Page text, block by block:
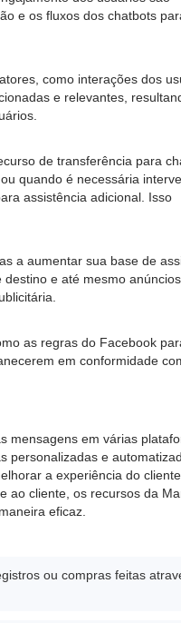
e os fluxos dos chatbots
como interações dos
e relevantes,
de transferência para
quando é necessária
assistência adicional. Isso
a aumentar sua base de
e até mesmo
as regras do Facebook
em conformidade
mensagens em várias
personalizadas e
a experiência do
ao cliente, os recursos da
eficaz.
ou compras feitas